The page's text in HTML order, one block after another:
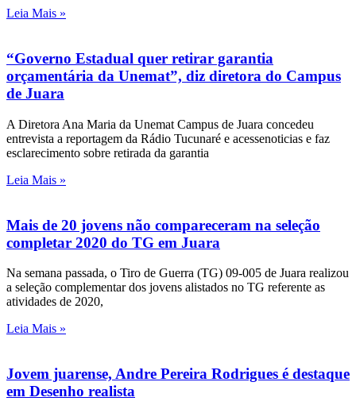
Leia Mais »
“Governo Estadual quer retirar garantia
orçamentária da Unemat”, diz diretora do Campus
de Juara
A Diretora Ana Maria da Unemat Campus de Juara concedeu
entrevista a reportagem da Rádio Tucunaré e acessenoticias e faz
esclarecimento sobre retirada da garantia
Leia Mais »
Mais de 20 jovens não compareceram na seleção
completar 2020 do TG em Juara
Na semana passada, o Tiro de Guerra (TG) 09-005 de Juara realizou
a seleção complementar dos jovens alistados no TG referente as
atividades de 2020,
Leia Mais »
Jovem juarense, Andre Pereira Rodrigues é destaque
em Desenho realista